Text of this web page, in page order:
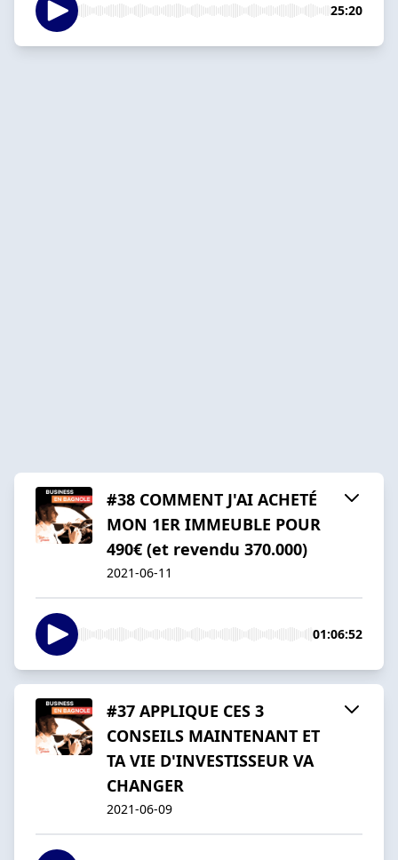
25:20
#38 COMMENT J'AI ACHETÉ
MON 1ER IMMEUBLE POUR
490€ (et revendu 370.000)
2021-06-11
01:06:52
#37 APPLIQUE CES 3
CONSEILS MAINTENANT ET
TA VIE D'INVESTISSEUR VA
CHANGER
2021-06-09